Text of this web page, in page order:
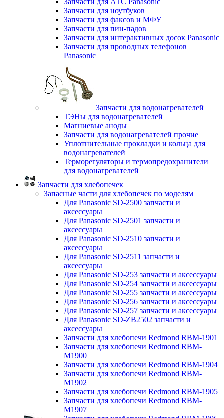
Запчасти для ноутбуков
Запчасти для факсов и МФУ
Запчасти для пин-падов
Запчасти для интерактивных досок Panasonic
Запчасти для проводных телефонов
Panasonic
Запчасти для водонагревателей
ТЭНы для водонагревателей
Магниевые аноды
Запчасти для водонагревателей прочие
Уплотнительные прокладки и кольца для
водонагревателей
Терморегуляторы и термопредохранители
для водонагревателей
Запчасти для хлебопечек
Запасные части для хлебопечек по моделям
Для Panasonic SD-2500 запчасти и
аксессуары
Для Panasonic SD-2501 запчасти и
аксессуары
Для Panasonic SD-2510 запчасти и
аксессуары
Для Panasonic SD-2511 запчасти и
аксессуары
Для Panasonic SD-253 запчасти и аксессуары
Для Panasonic SD-254 запчасти и аксессуары
Для Panasonic SD-255 запчасти и аксессуары
Для Panasonic SD-256 запчасти и аксессуары
Для Panasonic SD-257 запчасти и аксессуары
Для Panasonic SD-ZB2502 запчасти и
аксессуары
Запчасти для хлебопечи Redmond RBM-1901
Запчасти для хлебопечи Redmond RBM-
M1900
Запчасти для хлебопечи Redmond RBM-1904
Запчасти для хлебопечи Redmond RBM-
M1902
Запчасти для хлебопечи Redmond RBM-1905
Запчасти для хлебопечи Redmond RBM-
M1907